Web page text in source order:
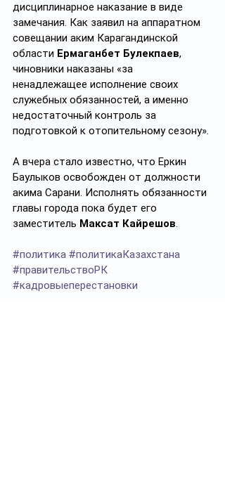
дисциплинарное наказание в виде
замечания. Как заявил на аппаратном
совещании аким Карагандинской
области Ермаганбет Булекпаев,
чиновники наказаны «за
ненадлежащее исполнение своих
служебных обязанностей, а именно
недостаточный контроль за
подготовкой к отопительному сезону».
А вчера стало известно, что Еркин
Баулыков освобожден от должности
акима Сарани. Исполнять обязанности
главы города пока будет его
заместитель Максат Кайрешов.
#политика #политикаКазахстана
#правительствоРК
#кадровыеперестановки